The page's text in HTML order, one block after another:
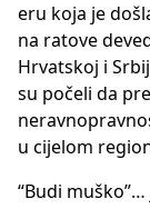
eru koja je
na ratove
Hrvatskoj i
su počeli da
u cijelom
“Budi